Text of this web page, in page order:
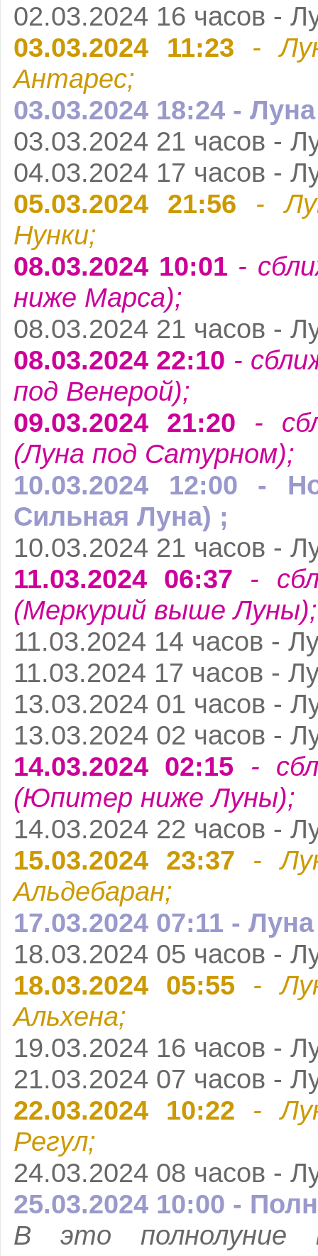
02.03.2024 16 часов -
03.03.2024 11:23 -
Антарес;
03.03.2024 18:24 -
03.03.2024 21 часов -
04.03.2024 17 часов -
05.03.2024 21:56 -
Нунки;
08.03.2024 10:01 -
ниже Марса);
08.03.2024 21 часов -
08.03.2024 22:10 -
под Венерой);
09.03.2024 21:20 -
(Луна под Сатурном);
10.03.2024 12:00 -
Сильная Луна) ;
10.03.2024 21 часов -
11.03.2024 06:37 -
(Меркурий выше Луны);
11.03.2024 14 часов -
11.03.2024 17 часов -
13.03.2024 01 часов -
13.03.2024 02 часов -
14.03.2024 02:15 -
(Юпитер ниже Луны);
14.03.2024 22 часов -
15.03.2024 23:37 -
Альдебаран;
17.03.2024 07:11 -
18.03.2024 05 часов -
18.03.2024 05:55 -
Альхена;
19.03.2024 16 часов -
21.03.2024 07 часов -
22.03.2024 10:22 -
Регул;
24.03.2024 08 часов -
25.03.2024 10:00 -
В это полнолуние